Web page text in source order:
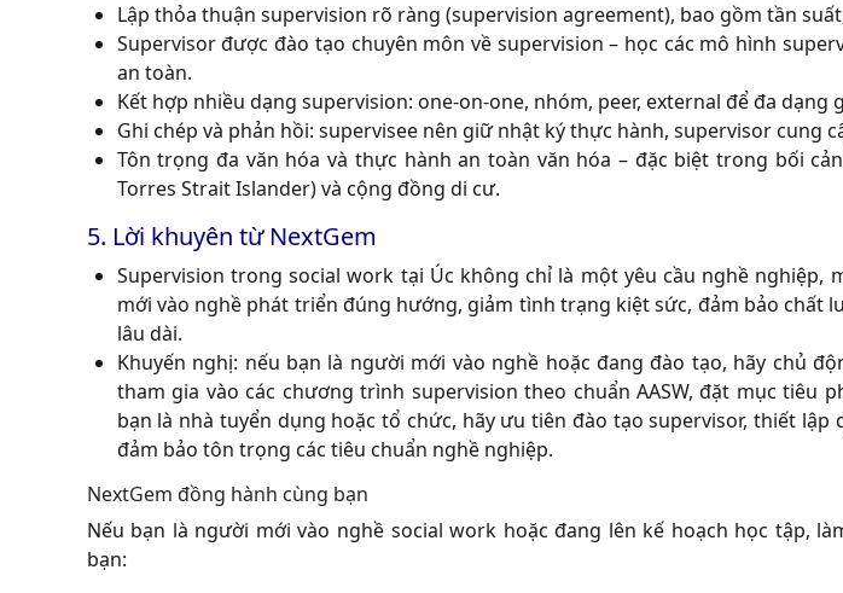
Lập thỏa thuận supervision rõ ràng (supervision agreement), bao gồm tần
Supervisor được đào tạo chuyên môn về supervision – học các mô hình
an toàn.
Kết hợp nhiều dạng supervision: one-on-one, nhóm, peer, external để đa dạng
Ghi chép và phản hồi: supervisee nên giữ nhật ký thực hành, supervisor cung
Tôn trọng đa văn hóa và thực hành an toàn văn hóa – đặc biệt trong bối
Torres Strait Islander) và cộng đồng di cư.
5. Lời khuyên từ NextGem
Supervision trong social work tại Úc không chỉ là một yêu cầu nghề nghiệp,
mới vào nghề phát triển đúng hướng, giảm tình trạng kiệt sức, đảm bảo chất
lâu dài.
Khuyến nghị: nếu bạn là người mới vào nghề hoặc đang đào tạo, hãy chủ
tham gia vào các chương trình supervision theo chuẩn AASW, đặt mục tiêu
bạn là nhà tuyển dụng hoặc tổ chức, hãy ưu tiên đào tạo supervisor, thiết lập
đảm bảo tôn trọng các tiêu chuẩn nghề nghiệp.
NextGem đồng hành cùng bạn
Nếu bạn là người mới vào nghề social work hoặc đang lên kế hoạch học tập,
bạn: